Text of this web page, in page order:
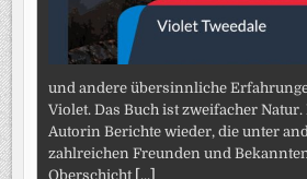
und andere übersinnliche
Violet. Das Buch ist zweifacher
Autorin Berichte wieder, die unter
zahlreichen Freunden und
Oberschicht [...]